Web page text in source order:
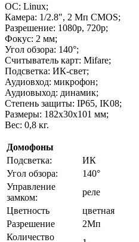
ОС: Linux;
Камера: 1/2.8", 2 Мп CMOS;
Разрешение: 1080p, 720p;
Фокус: 2 мм;
Угол обзора: 140°;
Считыватель карт: Mifare;
Подсветка: ИК-свет;
Аудиовход: микрофон;
Аудиовыход: динамик;
Степень защиты: IP65, IK08;
Размеры: 182x30x101 мм;
Вес: 0,8 кг.
Домофоны
Подсветка:
ИК
Угол обзора:
140°
Управление
замком:
реле
Цветность
цветная
Разрешение
2Мп
Количество